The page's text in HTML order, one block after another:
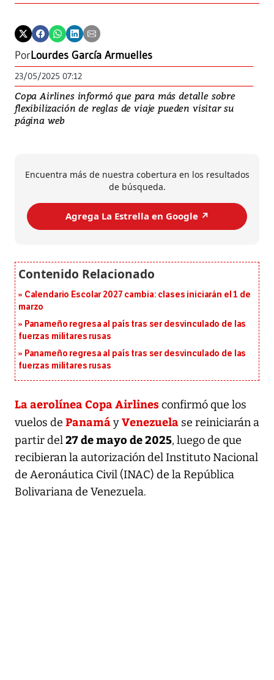
PorLourdes García Armuelles
23/05/2025 07:12
Copa Airlines informó que para más detalle sobre
flexibilización de reglas de viaje pueden visitar su
página web
Encuentra más de nuestra cobertura en los resultados
de búsqueda.
Agrega La Estrella en Google ↗️
Calendario Escolar 2027 cambia: clases iniciarán el 1 de
marzo
Panameño regresa al país tras ser desvinculado de las
fuerzas militares rusas
Panameño regresa al país tras ser desvinculado de las
fuerzas militares rusas
La aerolínea Copa Airlinesconfirmó que los
vuelos de PanamáyVenezuela se reiniciarán a
partir del27 de mayo de 2025, luego de que
recibieran la autorización del Instituto Nacional
de Aeronáutica Civil (INAC) de la República
Bolivariana de Venezuela.